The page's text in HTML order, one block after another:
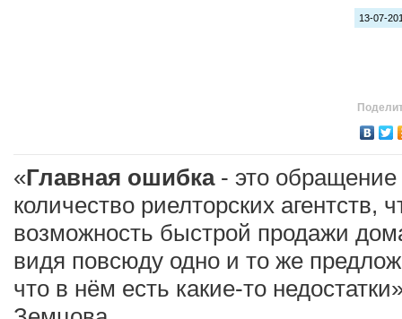
13-07-
«Главная ошибка- это
количество риелторских агентств,
возможность быстрой продажи
видя повсюду одно и то же
что в нём есть какие-то